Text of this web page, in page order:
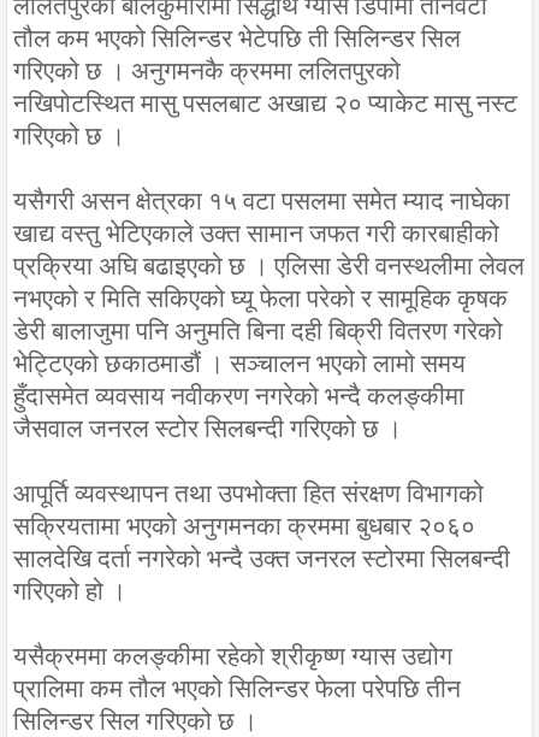
तौल कम भएको सिलिन्डर भेटेपछि ती सिलिन्डर सिल
गरिएको छ । अनुगमनकै क्रममा ललितपुरको
नखिपोटस्थित मासु पसलबाट अखाद्य २० प्याकेट मासु नस्ट
गरिएको छ ।
यसैगरी असन क्षेत्रका १५ वटा पसलमा समेत म्याद नाघेका
खाद्य वस्तु भेटिएकाले उक्त सामान जफत गरी कारबाहीको
प्रक्रिया अघि बढाइएको छ । एलिसा डेरी वनस्थलीमा लेवल
नभएको र मिति सकिएको घ्यू फेला परेको र सामूहिक कृषक
डेरी बालाजुमा पनि अनुमति बिना दही बिक्री वितरण गरेको
भेट्टिएको छकाठमाडौं । सञ्चालन भएको लामो समय
हुँदासमेत व्यवसाय नवीकरण नगरेको भन्दै कलङ्कीमा
जैसवाल जनरल स्टोर सिलबन्दी गरिएको छ ।
आपूर्ति व्यवस्थापन तथा उपभोक्ता हित संरक्षण विभागको
सक्रियतामा भएको अनुगमनका क्रममा बुधबार २०६०
सालदेखि दर्ता नगरेको भन्दै उक्त जनरल स्टोरमा सिलबन्दी
गरिएको हो ।
यसैक्रममा कलङ्कीमा रहेको श्रीकृष्ण ग्यास उद्योग
प्रालिमा कम तौल भएको सिलिन्डर फेला परेपछि तीन
सिलिन्डर सिल गरिएको छ ।